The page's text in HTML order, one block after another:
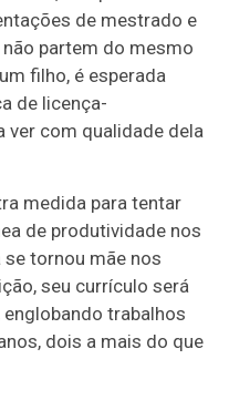
de mestrado e
partem do mesmo
filho, é esperada
de licença-
ver com qualidade dela
medida para tentar
de produtividade nos
tornou mãe nos
seu currículo será
trabalhos
dois a mais do que